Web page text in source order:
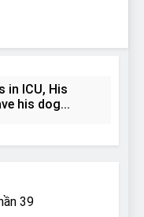
in ICU, His
his dog
Snore?
It!
39